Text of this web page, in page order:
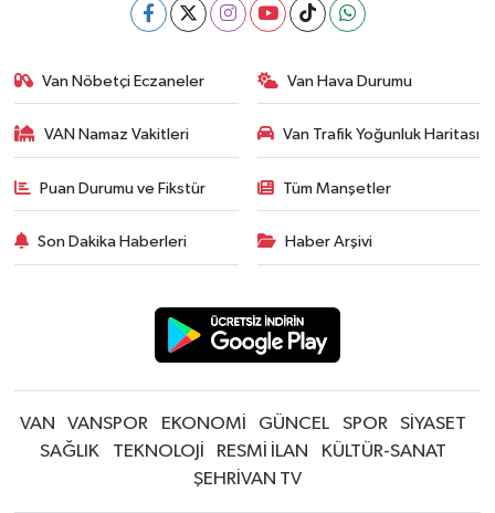
Van Nöbetçi Eczaneler Van Hava Durumu
VAN Namaz Vakitleri Van Trafik Yoğunluk Haritası
Puan Durumu ve Fikstür Tüm Manşetler
Son Dakika Haberleri Haber Arşivi
VAN VANSPOR EKONOMİ GÜNCEL SPOR
SİYASET
SAĞLIK
TEKNOLOJİ RESMİ İLAN
KÜLTÜR-SANAT
ŞEHRİVAN TV